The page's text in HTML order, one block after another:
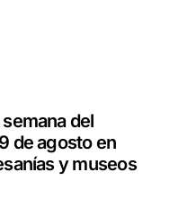
del
de agosto en
y museos